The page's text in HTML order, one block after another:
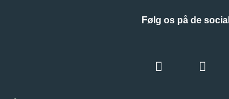
Følg os på de